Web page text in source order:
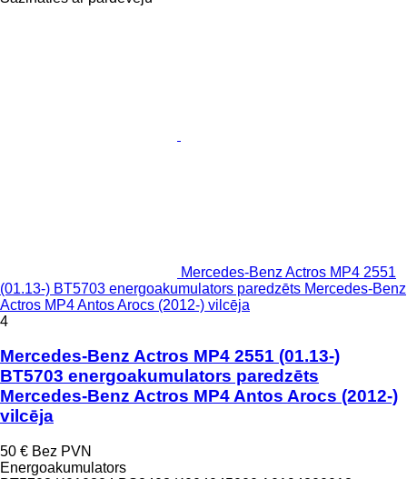
Mercedes-Benz Actros MP4 2551
(01.13-) BT5703 energoakumulators paredzēts Mercedes-Benz
Actros MP4 Antos Arocs (2012-) vilcēja
4
Mercedes-Benz Actros MP4 2551 (01.13-)
BT5703 energoakumulators paredzēts
Mercedes-Benz Actros MP4 Antos Arocs (2012-)
vilcēja
50 € Bez PVN
Energoakumulators